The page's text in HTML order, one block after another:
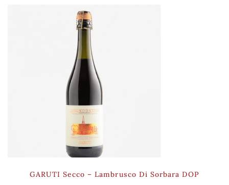
GARUTI Secco – Lambrusco Di Sorbara DOP